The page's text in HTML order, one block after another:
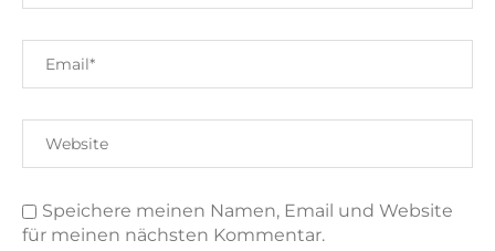
Speichere meinen Namen, Email und Website
für meinen nächsten Kommentar.